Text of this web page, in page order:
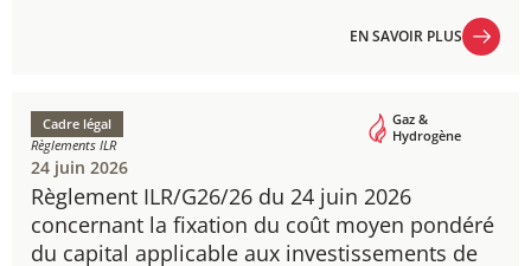
EN SAVOIR PLUS
Règlement ILR/G26/26 du 24 juin 2026
concernant la fixation du coût moyen pondéré
du capital applicable aux investissements de
Cadre légal
Règlements ILR
Gaz &
Hydrogène
24 juin 2026